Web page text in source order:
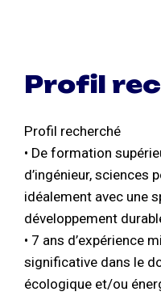
Profil
Profil recherché
• De formation
d’ingénieur, sciences
idéalement avec une
développement
• 7 ans d’expérience
significative dans le
écologique et/ou